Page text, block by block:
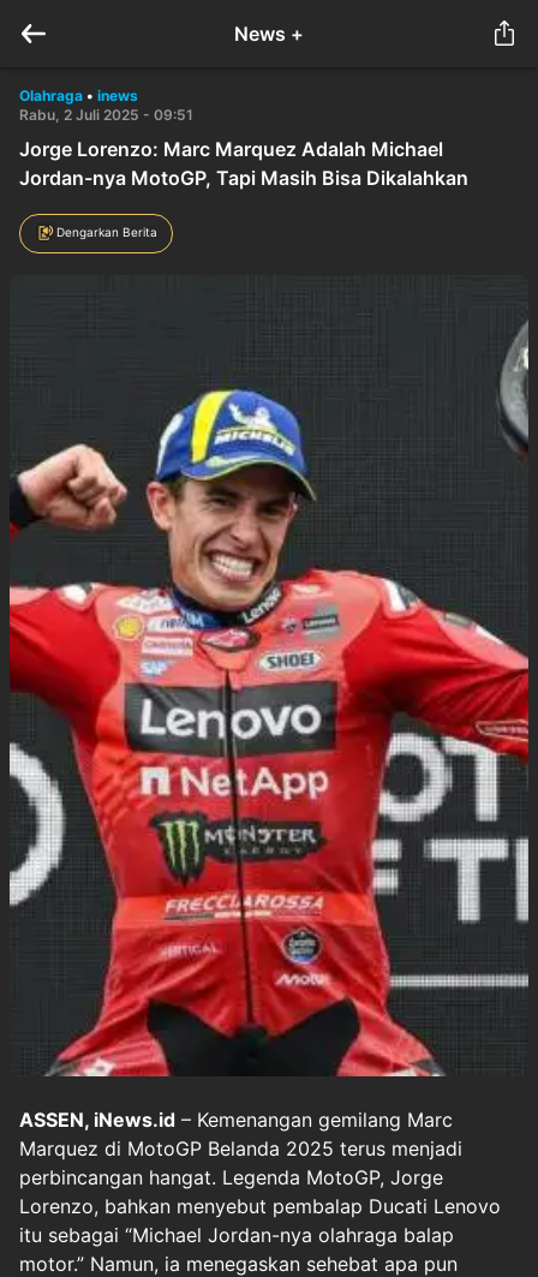
News +
Olahraga • inews
Rabu, 2 Juli 2025 - 09:51
Jorge Lorenzo: Marc Marquez Adalah Michael
Jordan-nya MotoGP, Tapi Masih Bisa Dikalahkan
Dengarkan Berita
ASSEN, iNews.id – Kemenangan gemilang Marc
Marquez di MotoGP Belanda 2025 terus menjadi
perbincangan hangat. Legenda MotoGP, Jorge
Lorenzo, bahkan menyebut pembalap Ducati Lenovo
itu sebagai “Michael Jordan-nya olahraga balap
motor.” Namun, ia menegaskan sehebat apa pun